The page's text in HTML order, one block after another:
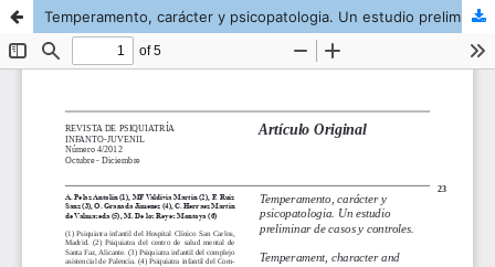
Temperamento, carácter y psicopatologia. Un estudio preliminar de casos y controles